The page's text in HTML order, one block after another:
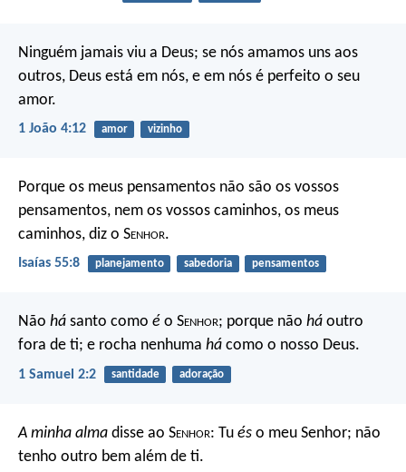
Ninguém jamais viu a Deus; se nós amamos uns aos
outros, Deus está em nós, e em nós é perfeito o seu
amor.
1 João 4:12 amor vizinho
Porque os meus pensamentos não são os vossos
pensamentos, nem os vossos caminhos, os meus
caminhos, diz o Senhor.
Isaías 55:8 planejamento sabedoria pensamentos
Não há santo como é o Senhor; porque não há outro
fora de ti; e rocha nenhuma há como o nosso Deus.
1 Samuel 2:2 santidade adoração
A minha alma disse ao Senhor: Tu és o meu Senhor; não
tenho outro bem além de ti.